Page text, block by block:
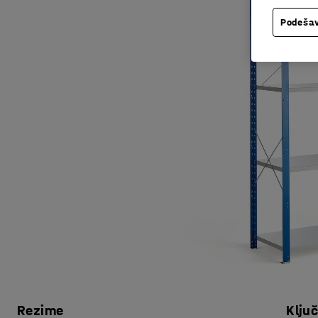
Rezime